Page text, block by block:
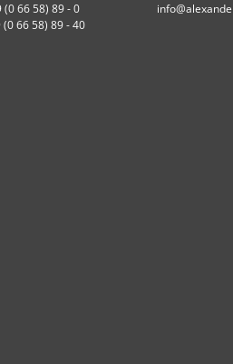
(0 66 58) 89 - 0
66 58) 89 - 40